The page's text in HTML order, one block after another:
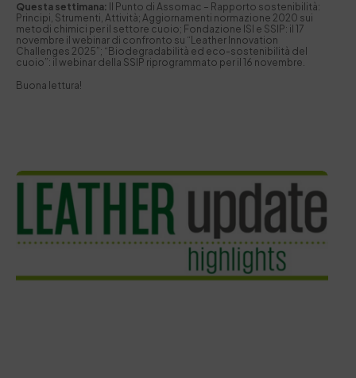
Questa settimana: Il Punto di Assomac – Rapporto sostenibilità:
Principi, Strumenti, Attività; Aggiornamenti normazione 2020 sui
metodi chimici per il settore cuoio; Fondazione ISI e SSIP: il 17
novembre il webinar di confronto su “Leather Innovation
Challenges 2025”; “Biodegradabilità ed eco-sostenibilità del
cuoio”: il webinar della SSIP riprogrammato per il 16 novembre.
Buona lettura!